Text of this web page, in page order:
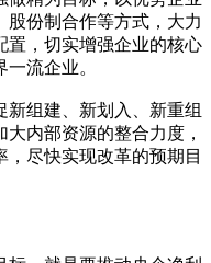
股份制合作等方式，大力
置，切实增强企业的核心
流企业。
组建、新划入、新重组
内部资源的整合力度，
尽快实现改革的预期目